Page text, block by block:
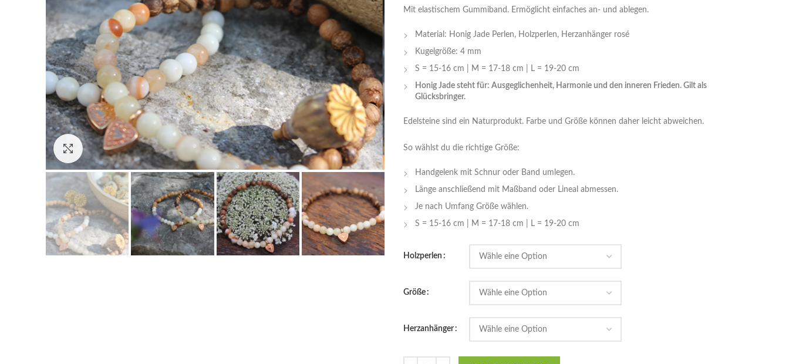
Click to enlarge
Mit elastischem Gummiband. Ermöglicht einfaches an- und ablegen.
Material: Honig Jade Perlen, Holzperlen, Herzanhänger rosé
Kugelgröße: 4 mm
S = 15-16 cm | M = 17-18 cm | L = 19-20 cm
Honig Jade steht für: Ausgeglichenheit, Harmonie und den inneren Frieden. Gilt als
Glücksbringer.
Edelsteine sind ein Naturprodukt. Farbe und Größe können daher leicht abweichen.
So wählst du die richtige Größe:
Handgelenk mit Schnur oder Band umlegen.
Länge anschließend mit Maßband oder Lineal abmessen.
Je nach Umfang Größe wählen.
S = 15-16 cm | M = 17-18 cm | L = 19-20 cm
Holzperlen
Größe
Herzanhänger